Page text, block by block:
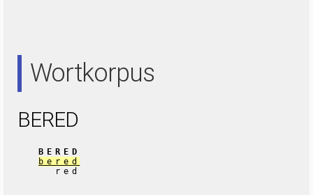
Wortkorpus
BERED
BERED
bered
red